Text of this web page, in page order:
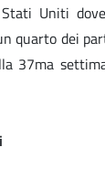
Uniti
quarto dei
37ma